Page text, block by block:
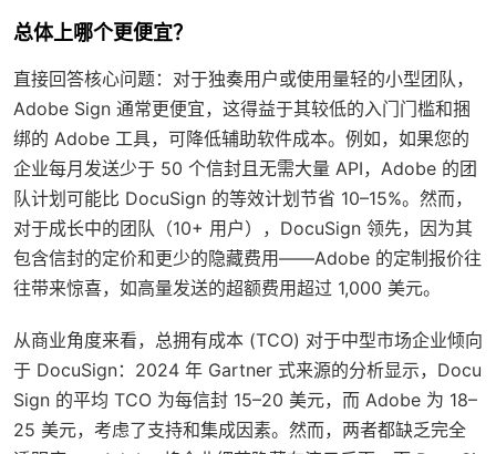
总体上哪个更便宜？
直接回答核心问题：对于独奏用户或使用量轻的小型团队，
Adobe Sign 通常更便宜，这得益于其较低的入门门槛和捆
绑的 Adobe 工具，可降低辅助软件成本。例如，如果您的
企业每月发送少于 50 个信封且无需大量 API，Adobe 的团
队计划可能比 DocuSign 的等效计划节省 10–15%。然而，
对于成长中的团队（10+ 用户），DocuSign 领先，因为其
包含信封的定价和更少的隐藏费用——Adobe 的定制报价往
往带来惊喜，如高量发送的超额费用超过 1,000 美元。
从商业角度来看，总拥有成本 (TCO) 对于中型市场企业倾向
于 DocuSign：2024 年 Gartner 式来源的分析显示，Docu
Sign 的平均 TCO 为每信封 15–20 美元，而 Adobe 为 18–
25 美元，考虑了支持和集成因素。然而，两者都缺乏完全